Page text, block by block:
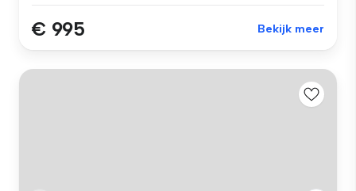
€ 995 Bekijk meer